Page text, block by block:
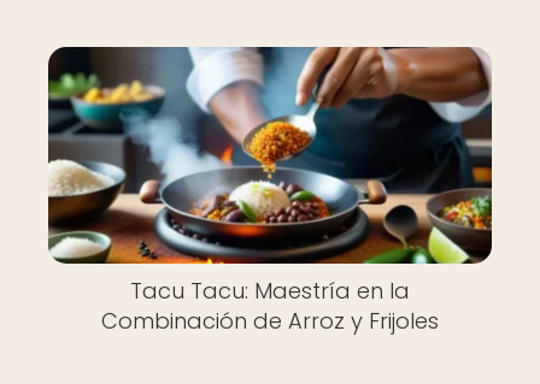
Tacu Tacu: Maestría en la
Combinación de Arroz y Frijoles